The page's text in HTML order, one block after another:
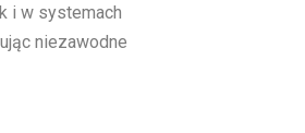
i w systemach
niezawodne